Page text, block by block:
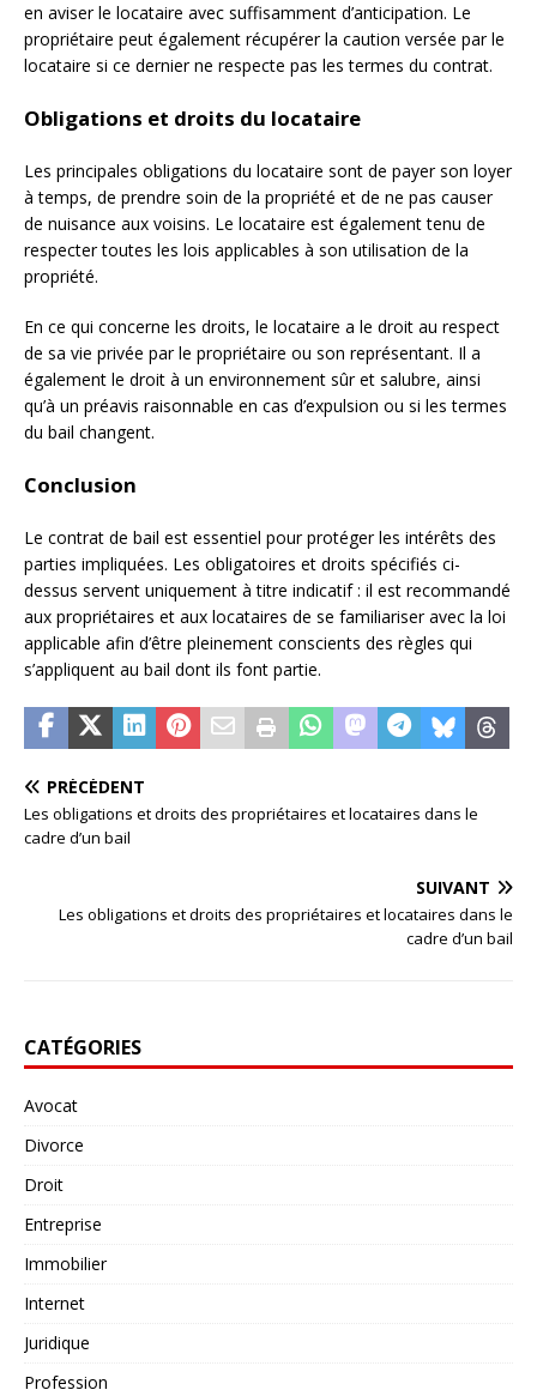
en aviser le locataire avec suffisamment d’anticipation. Le
propriétaire peut également récupérer la caution versée par le
locataire si ce dernier ne respecte pas les termes du contrat.
Obligations et droits du locataire
Les principales obligations du locataire sont de payer son loyer
à temps, de prendre soin de la propriété et de ne pas causer
de nuisance aux voisins. Le locataire est également tenu de
respecter toutes les lois applicables à son utilisation de la
propriété.
En ce qui concerne les droits, le locataire a le droit au respect
de sa vie privée par le propriétaire ou son représentant. Il a
également le droit à un environnement sûr et salubre, ainsi
qu’à un préavis raisonnable en cas d’expulsion ou si les termes
du bail changent.
Conclusion
Le contrat de bail est essentiel pour protéger les intérêts des
parties impliquées. Les obligatoires et droits spécifiés ci-
dessus servent uniquement à titre indicatif : il est recommandé
aux propriétaires et aux locataires de se familiariser avec la loi
applicable afin d’être pleinement conscients des règles qui
s’appliquent au bail dont ils font partie.
PRÉCÉDENT
Les obligations et droits des propriétaires et locataires dans le
cadre d’un bail
SUIVANT
Les obligations et droits des propriétaires et locataires dans le
cadre d’un bail
CATÉGORIES
Avocat
Divorce
Droit
Entreprise
Immobilier
Internet
Juridique
Profession